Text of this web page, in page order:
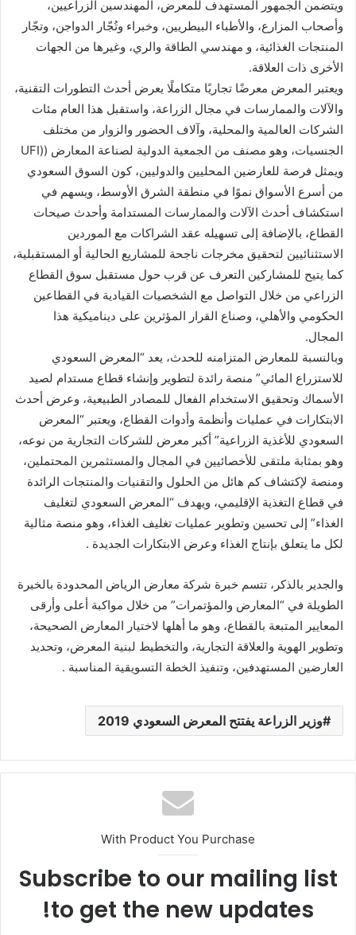
ويتضمن الجمهور المستهدف للمعرض، المهندسين الزراعيين،
وأصحاب المزارع، والأطباء البيطريين، وخبراء وتُجّار الدواجن، وتجّار
المنتجات الغذائية، و مهندسي الطاقة والري، وغيرها من الجهات
الأخرى ذات العلاقة.
ويعتبر المعرض معرضًا تجاريًا متكاملًا يعرض أحدث التطورات التقنية،
والآلات والممارسات في مجال الزراعة، واستقبل هذا العام مئات
الشركات العالمية والمحلية، وآلاف الحضور والزوار من مختلف
الجنسيات، وهو مصنف من الجمعية الدولية لصناعة المعارض ((UFI
ويمثل فرصة للعارضين المحليين والدوليين، كون السوق السعودي
من أسرع الأسواق نموًا في منطقة الشرق الأوسط، ويسهم في
استكشاف أحدث الآلات والممارسات المستدامة وأحدث صيحات
القطاع، بالإضافة إلى تسهيله عقد الشراكات مع الموردين
الاستثنائيين لتحقيق مخرجات ناجحة للمشاريع الحالية أو المستقبلية،
كما يتيح للمشاركين التعرف عن قرب حول مستقبل سوق القطاع
الزراعي من خلال التواصل مع الشخصيات القيادية في القطاعين
الحكومي والأهلي، وصناع القرار المؤثرين على ديناميكية هذا
المجال.
وبالنسبة للمعارض المتزامنه للحدث، يعد “المعرض السعودي
للاستزراع المائي” منصة رائدة لتطوير وإنشاء قطاع مستدام لصيد
الأسماك وتحقيق الاستخدام الفعال للمصادر الطبيعية، وعرض أحدث
الابتكارات في عمليات وأنظمة وأدوات القطاع، ويعتبر “المعرض
السعودي للأغذية الزراعية” أكبر معرض للشركات التجارية من نوعه،
وهو بمثابة ملتقى للأخصائيين في المجال والمستثمرين المحتملين،
ومنصة لإكتشاف كم هائل من الحلول والتقنيات والمنتجات الرائدة
في قطاع التغذية الإقليمي، ويهدف “المعرض السعودي لتغليف
الغذاء” إلى تحسين وتطوير عمليات تغليف الغذاء، وهو منصة مثالية
لكل ما يتعلق بإنتاج الغذاء وعرض الابتكارات الجديدة .
والجدير بالذكر، تتسم خبرة شركة معارض الرياض المحدودة بالخبرة
الطويلة في “المعارض والمؤتمرات” من خلال مواكبة أعلى وأرقى
المعايير المتبعة بالقطاع، وهو ما أهلها لاختيار المعارض الصحيحة،
وتطوير الهوية والعلاقة التجارية، والتخطيط لبنية المعرض، وتحديد
العارضين المستهدفين، وتنفيذ الخطة التسويقية المناسبة .
وزير الزراعة يفتتح المعرض السعودي 2019
With Product You Purchase
Subscribe to our mailing list
to get the new updates!